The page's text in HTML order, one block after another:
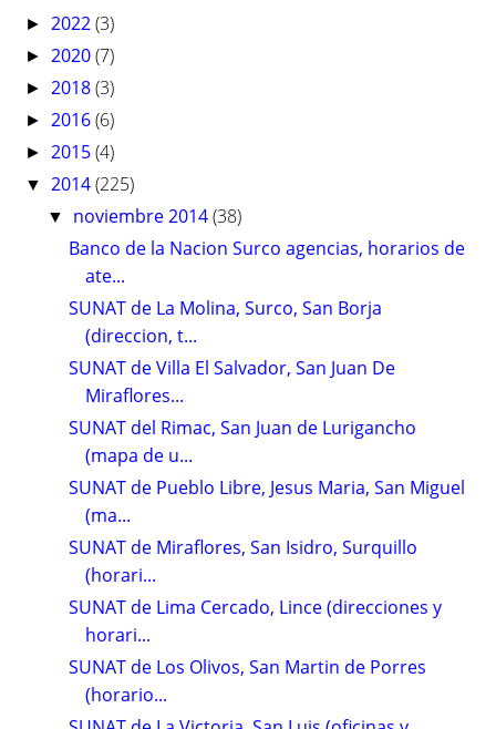
► 2022(3)
► 2020(7)
► 2018(3)
► 2016(6)
► 2015(4)
▼ 2014(225)
▼ noviembre 2014(38)
Banco de la Nacion Surco agencias, horarios de
ate...
SUNAT de La Molina, Surco, San Borja
(direccion, t...
SUNAT de Villa El Salvador, San Juan De
Miraflores...
SUNAT del Rimac, San Juan de Lurigancho
(mapa de u...
SUNAT de Pueblo Libre, Jesus Maria, San Miguel
(ma...
SUNAT de Miraflores, San Isidro, Surquillo
(horari...
SUNAT de Lima Cercado, Lince (direcciones y
horari...
SUNAT de Los Olivos, San Martin de Porres
(horario...